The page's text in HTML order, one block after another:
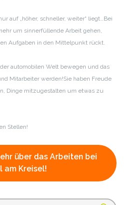
auf „höher, schneller, weiter“ liegt…Bei
um sinnerfüllende Arbeit gehen,
Aufgaben in den Mittelpunkt rückt.
automobilen Welt bewegen und das
Mitarbeiter werden!Sie haben Freude
Dinge mitzugestalten um etwas zu
Stellen!
über das Arbeiten bei
am Kreisel!